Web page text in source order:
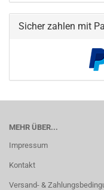
Sicher zahlen mit
MEHR ÜBER...
Impressum
Kontakt
Versand- &